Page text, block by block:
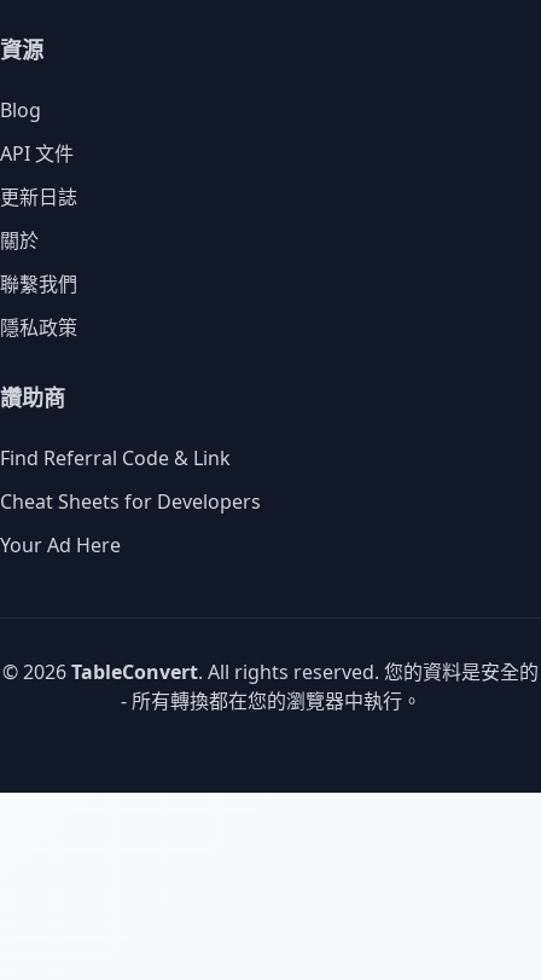
資源
Blog
API 文件
更新日誌
關於
聯繫我們
隱私政策
讚助商
Find Referral Code & Link
Cheat Sheets for Developers
Your Ad Here
© 2026TableConvert. All rights reserved. 您的資料是安全的
- 所有轉換都在您的瀏覽器中執行。